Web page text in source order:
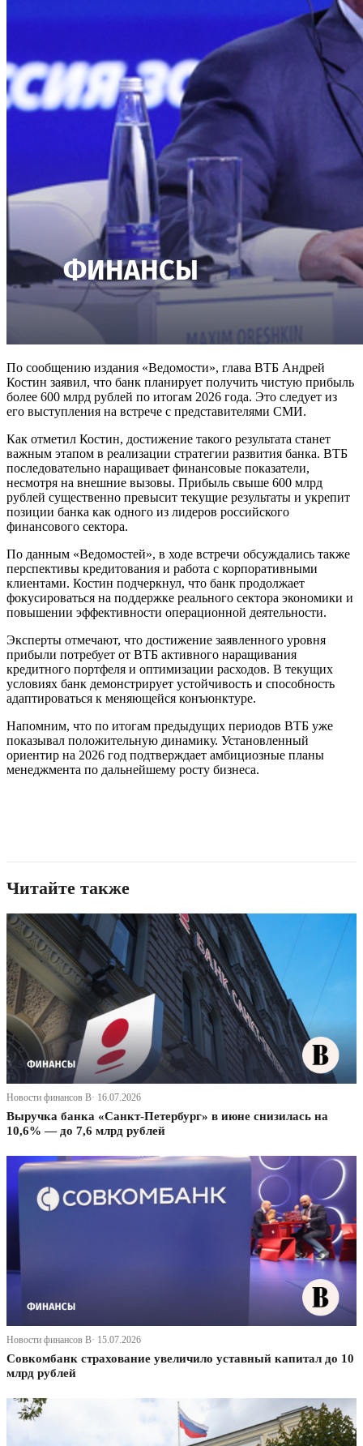
По сообщению издания «Ведомости», глава ВТБ Андрей
Костин заявил, что банк планирует получить чистую прибыль
более 600 млрд рублей по итогам 2026 года. Это следует из
его выступления на встрече с представителями СМИ.
Как отметил Костин, достижение такого результата станет
важным этапом в реализации стратегии развития банка. ВТБ
последовательно наращивает финансовые показатели,
несмотря на внешние вызовы. Прибыль свыше 600 млрд
рублей существенно превысит текущие результаты и укрепит
позиции банка как одного из лидеров российского
финансового сектора.
По данным «Ведомостей», в ходе встречи обсуждались также
перспективы кредитования и работа с корпоративными
клиентами. Костин подчеркнул, что банк продолжает
фокусироваться на поддержке реального сектора экономики и
повышении эффективности операционной деятельности.
Эксперты отмечают, что достижение заявленного уровня
прибыли потребует от ВТБ активного наращивания
кредитного портфеля и оптимизации расходов. В текущих
условиях банк демонстрирует устойчивость и способность
адаптироваться к меняющейся конъюнктуре.
Напомним, что по итогам предыдущих периодов ВТБ уже
показывал положительную динамику. Установленный
ориентир на 2026 год подтверждает амбициозные планы
менеджмента по дальнейшему росту бизнеса.
Читайте также
Новости финансов В· 16.07.2026
Выручка банка «Санкт-Петербург» в июне снизилась на
10,6% — до 7,6 млрд рублей
Новости финансов В· 15.07.2026
Совкомбанк страхование увеличило уставный капитал до 10
млрд рублей